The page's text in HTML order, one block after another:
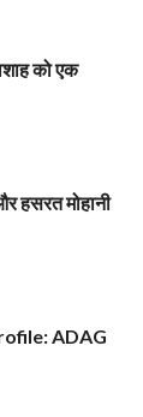
को एक
हसरत मोहानी
ADAG